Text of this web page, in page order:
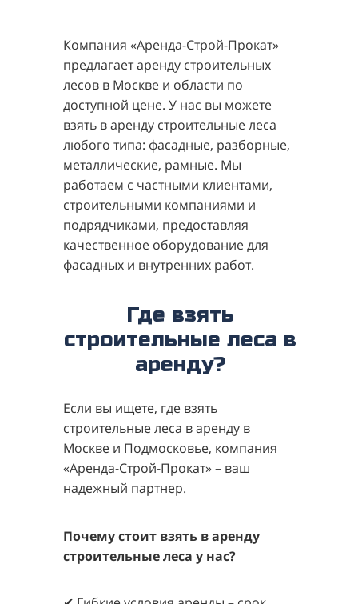
Компания «Аренда-Строй-Прокат»
предлагает аренду строительных
лесов в Москве и области по
доступной цене. У нас вы можете
взять в аренду строительные леса
любого типа: фасадные, разборные,
металлические, рамные. Мы
работаем с частными клиентами,
строительными компаниями и
подрядчиками, предоставляя
качественное оборудование для
фасадных и внутренних работ.
Где взять
строительные леса в
аренду?
Если вы ищете, где взять
строительные леса в аренду в
Москве и Подмосковье, компания
«Аренда-Строй-Прокат» – ваш
надежный партнер.
Почему стоит взять в аренду
строительные леса у нас?